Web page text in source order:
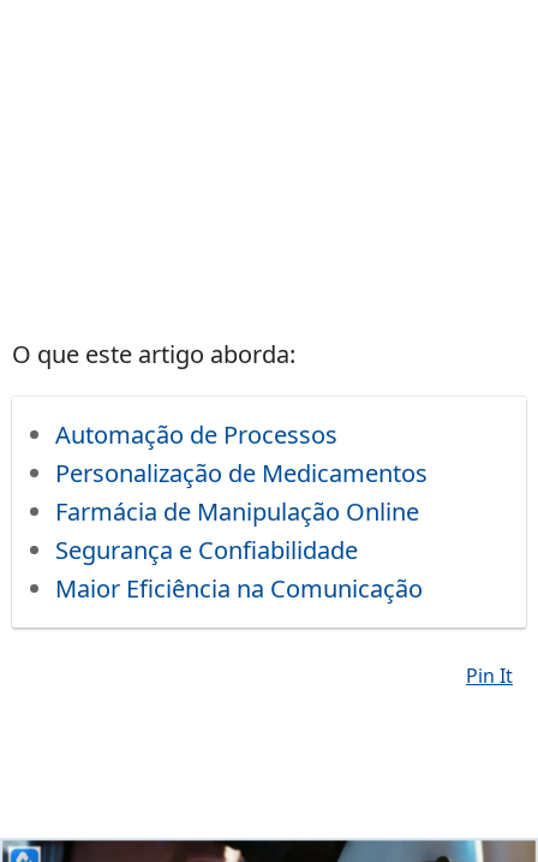
O que este artigo aborda:
Automação de Processos
Personalização de Medicamentos
Farmácia de Manipulação Online
Segurança e Confiabilidade
Maior Eficiência na Comunicação
Pin It